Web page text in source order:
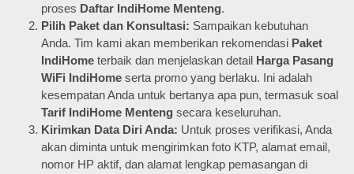
proses Daftar IndiHome Menteng.
Pilih Paket dan Konsultasi: Sampaikan kebutuhan
Anda. Tim kami akan memberikan rekomendasi Paket
IndiHome terbaik dan menjelaskan detail Harga Pasang
WiFi IndiHome serta promo yang berlaku. Ini adalah
kesempatan Anda untuk bertanya apa pun, termasuk soal
Tarif IndiHome Menteng secara keseluruhan.
Kirimkan Data Diri Anda: Untuk proses verifikasi, Anda
akan diminta untuk mengirimkan foto KTP, alamat email,
nomor HP aktif, dan alamat lengkap pemasangan di